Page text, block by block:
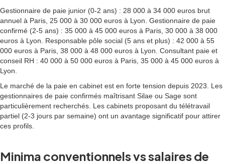
Gestionnaire de paie junior (0-2 ans) : 28 000 à 34 000 euros brut
annuel à Paris, 25 000 à 30 000 euros à Lyon. Gestionnaire de paie
confirmé (2-5 ans) : 35 000 à 45 000 euros à Paris, 30 000 à 38 000
euros à Lyon. Responsable pôle social (5 ans et plus) : 42 000 à 55
000 euros à Paris, 38 000 à 48 000 euros à Lyon. Consultant paie et
conseil RH : 40 000 à 50 000 euros à Paris, 35 000 à 45 000 euros à
Lyon.
Le marché de la paie en cabinet est en forte tension depuis 2023. Les
gestionnaires de paie confirmés maîtrisant Silae ou Sage sont
particulièrement recherchés. Les cabinets proposant du télétravail
partiel (2-3 jours par semaine) ont un avantage significatif pour attirer
ces profils.
Minima conventionnels vs salaires de